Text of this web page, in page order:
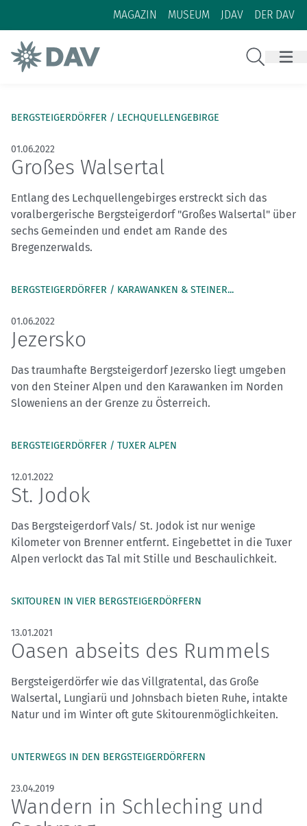
Zum Inhalt
Zur Footer-Navigation
MAGAZIN MUSEUM JDAV DER DAV
BERGSTEIGERDÖRFER / LECHQUELLENGEBIRGE
01.06.2022
Großes Walsertal
Entlang des Lechquellengebirges erstreckt sich das
voralbergerische Bergsteigerdorf "Großes Walsertal" über
sechs Gemeinden und endet am Rande des
Bregenzerwalds.
BERGSTEIGERDÖRFER / KARAWANKEN & STEINER...
01.06.2022
Jezersko
Das traumhafte Bergsteigerdorf Jezersko liegt umgeben
von den Steiner Alpen und den Karawanken im Norden
Sloweniens an der Grenze zu Österreich.
BERGSTEIGERDÖRFER / TUXER ALPEN
12.01.2022
St. Jodok
Das Bergsteigerdorf Vals/ St. Jodok ist nur wenige
Kilometer von Brenner entfernt. Eingebettet in die Tuxer
Alpen verlockt das Tal mit Stille und Beschaulichkeit.
SKITOUREN IN VIER BERGSTEIGERDÖRFERN
13.01.2021
Oasen abseits des Rummels
Bergsteigerdörfer wie das Villgratental, das Große
Walsertal, Lungiarü und Johnsbach bieten Ruhe, intakte
Natur und im Winter oft gute Skitourenmöglichkeiten.
UNTERWEGS IN DEN BERGSTEIGERDÖRFERN
23.04.2019
Wandern in Schleching und